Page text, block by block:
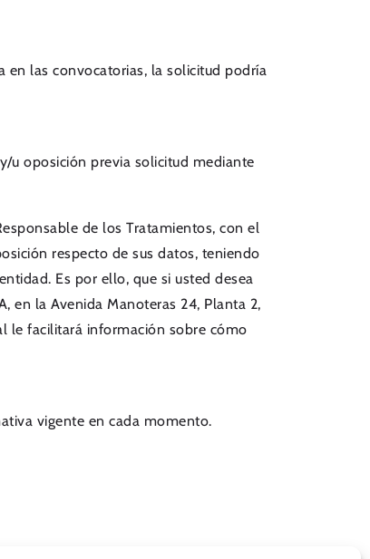
en las convocatorias, la solicitud podría
u oposición previa solicitud mediante
de los Tratamientos, con el
respecto de sus datos, teniendo
Es por ello, que si usted desea
en la Avenida Manoteras 24, Planta 2,
le facilitará información sobre cómo
vigente en cada momento.